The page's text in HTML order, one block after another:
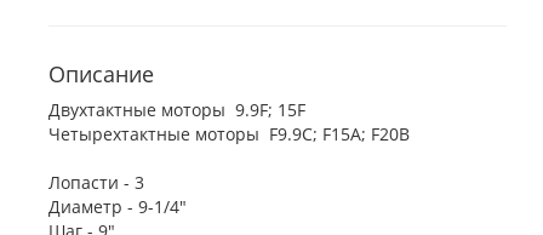
Описание
Двухтактные моторы 9.9F; 15F
Четырехтактные моторы F9.9C; F15A; F20B
Лопасти - 3
Диаметр - 9-1/4"